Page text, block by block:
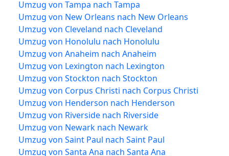
Umzug von Tampa nach Tampa
Umzug von New Orleans nach New Orleans
Umzug von Cleveland nach Cleveland
Umzug von Honolulu nach Honolulu
Umzug von Anaheim nach Anaheim
Umzug von Lexington nach Lexington
Umzug von Stockton nach Stockton
Umzug von Corpus Christi nach Corpus Christi
Umzug von Henderson nach Henderson
Umzug von Riverside nach Riverside
Umzug von Newark nach Newark
Umzug von Saint Paul nach Saint Paul
Umzug von Santa Ana nach Santa Ana